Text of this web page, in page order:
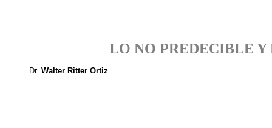
LO NO PREDECIBLE
Dr. Walter Ritter Ortiz